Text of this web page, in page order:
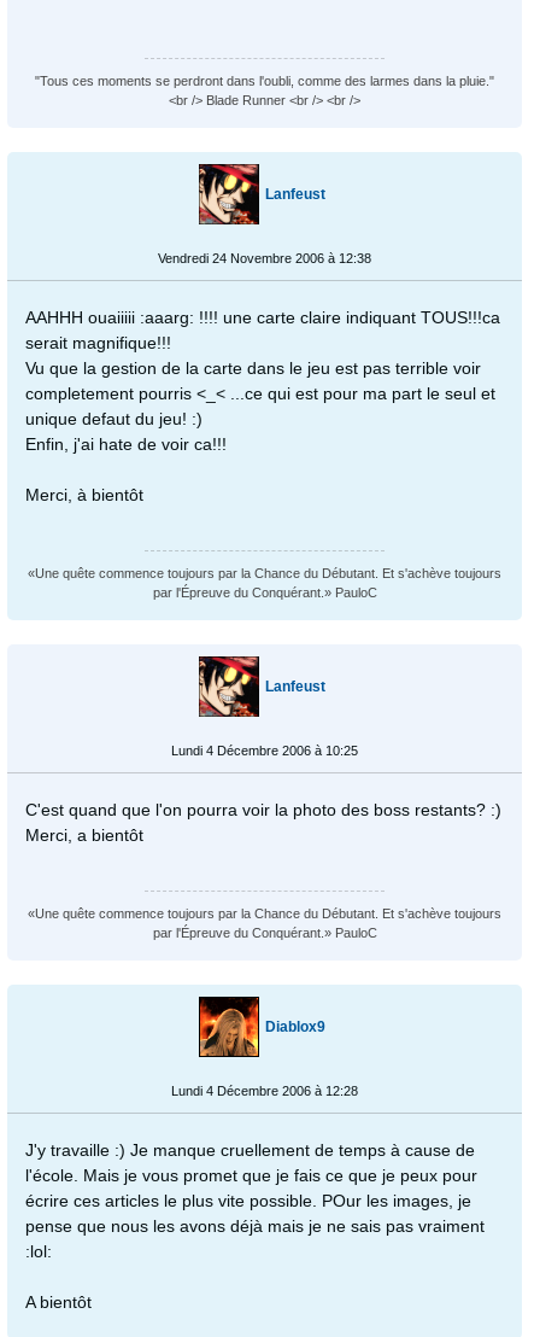
"Tous ces moments se perdront dans l'oubli, comme des larmes dans la pluie."
<br /> Blade Runner <br /> <br />
Lanfeust
Vendredi 24 Novembre 2006 à 12:38
AAHHH ouaiiiii :aaarg: !!!! une carte claire indiquant TOUS!!!ca
serait magnifique!!!
Vu que la gestion de la carte dans le jeu est pas terrible voir
completement pourris <_< ...ce qui est pour ma part le seul et
unique defaut du jeu! :)
Enfin, j'ai hate de voir ca!!!
Merci, à bientôt
«Une quête commence toujours par la Chance du Débutant. Et s'achève toujours
par l'Épreuve du Conquérant.» PauloC
Lanfeust
Lundi 4 Décembre 2006 à 10:25
C'est quand que l'on pourra voir la photo des boss restants? :)
Merci, a bientôt
«Une quête commence toujours par la Chance du Débutant. Et s'achève toujours
par l'Épreuve du Conquérant.» PauloC
Diablox9
Lundi 4 Décembre 2006 à 12:28
J'y travaille :) Je manque cruellement de temps à cause de
l'école. Mais je vous promet que je fais ce que je peux pour
écrire ces articles le plus vite possible. POur les images, je
pense que nous les avons déjà mais je ne sais pas vraiment
:lol:
A bientôt